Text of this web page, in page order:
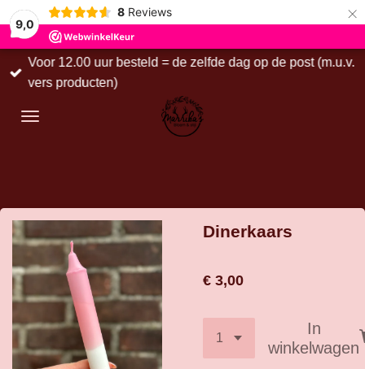
9,0
8 Reviews ×
Voor 12.00 uur besteld = de zelfde dag op de post (m.u.v.
vers producten)
Dinerkaars
€ 3,00
In
winkelwagen